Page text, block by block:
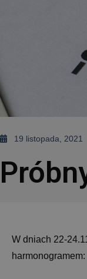
19 listopada, 2021
W dniach 22-
harmonogramem: